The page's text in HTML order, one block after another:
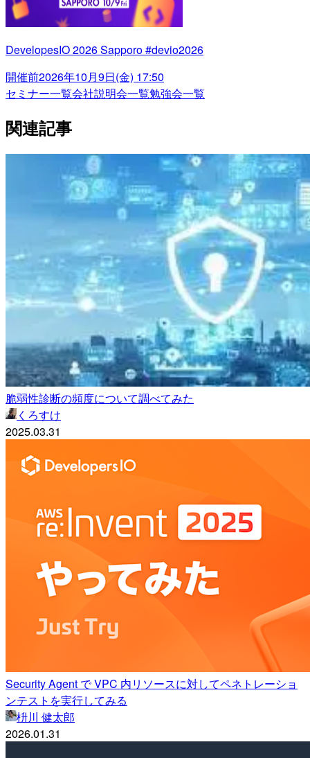
DevelopesIO 2026 Sapporo #devio2026
開催前2026年10月9日(金) 17:50
セミナー一覧会社説明会一覧勉強会一覧
関連記事
脆弱性診断の頻度について調べてみた
くろすけ
2025.03.31
Security Agent で VPC 内リソースに対してペネトレーショ
ンテストを実行してみる
枡川 健太郎
2026.01.31